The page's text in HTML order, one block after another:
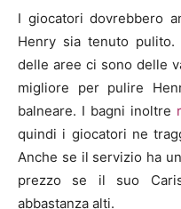
I giocatori dovrebbero
Henry sia tenuto
delle aree ci sono delle
migliore per pulire
balneare. I bagni inoltre
quindi i giocatori ne
Anche se il servizio ha
prezzo se il suo
abbastanza alti.